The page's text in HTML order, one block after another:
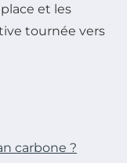
et les
tournée vers
carbone ?